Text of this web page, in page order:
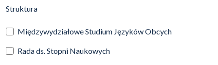
Struktura(automatyczne przeładowanie treści)
Międzywydziałowe Studium Języków Obcych
Rada ds. Stopni Naukowych